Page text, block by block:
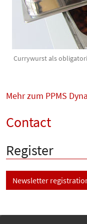
Currywurst als
Mehr zum PPMS
Contact
Register
Newsletter